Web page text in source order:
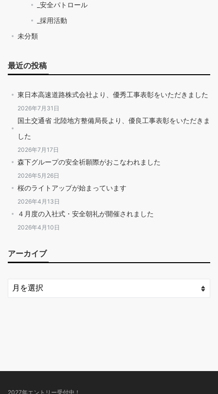
_安全パトロール
_採用活動
未分類
最近の投稿
東日本高速道路株式会社より、優秀工事表彰をいただきました
2026年7月31日
国土交通省 北陸地方整備局長より、優良工事表彰をいただきま
した
2026年7月17日
森下グループの安全祈願際がおこなわれました
2026年5月26日
桜のライトアップが始まっています
2026年4月13日
４月度の入社式・安全朝礼が開催されました
2026年4月10日
アーカイブ
2027年エントリー受付中！